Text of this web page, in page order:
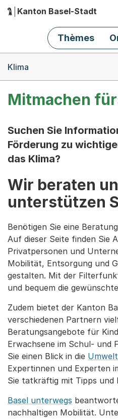
Hauptnavigation
Kanton Basel-Stadt
Thèmes
Klima
Mitmachen
Suchen Sie
Förderung zu
das Klima?
Wir beraten
unterstützen
Benötigen Sie eine
Auf dieser Seite finden Sie
Privatpersonen und
Mobilität, Entsorgung und
gestalten. Mit der
und bequem die
Zudem bietet der Kanton
verschiedenen Partnern
Beratungsangebote für
Erwachsene im Schul- und
Sie einen Blick in die
Expertinnen und Experten
Sie tatkräftig mit Tipps
Basel unterwegs
nachhaltigen Mobilität.